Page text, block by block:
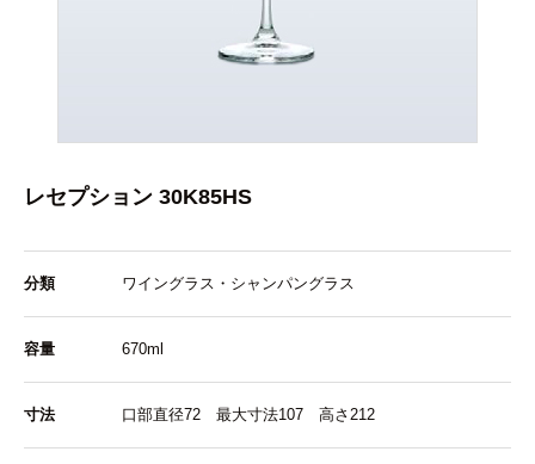
レセプション 30K85HS
分類 ワイングラス・シャンパングラス
容量 670ml
寸法 口部直径72 最大寸法107 高さ212